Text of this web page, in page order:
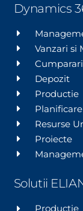
Dynamics
Vanzari si
Depozit
Productie
Resurse
Proiecte
Solutii
Productie